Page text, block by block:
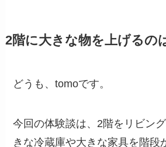
2階に大きな物を上げるの
どうも、tomoです。
今回の体験談は、2階をリビン
きな冷蔵庫や大きな家具を階段